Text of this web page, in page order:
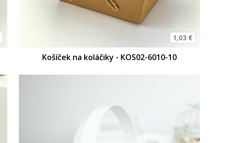
1,03 €
Košíček na koláčiky - KOS02-6010-10